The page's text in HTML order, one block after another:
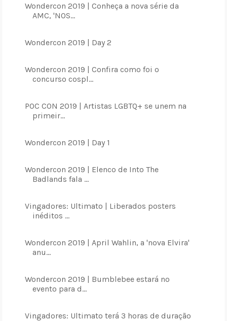
Wondercon 2019 | Conheça a nova série da
AMC, 'NOS...
Wondercon 2019 | Day 2
Wondercon 2019 | Confira como foi o
concurso cospl...
POC CON 2019 | Artistas LGBTQ+ se unem na
primeir...
Wondercon 2019 | Day 1
Wondercon 2019 | Elenco de Into The
Badlands fala ...
Vingadores: Ultimato | Liberados posters
inéditos ...
Wondercon 2019 | April Wahlin, a 'nova Elvira'
anu...
Wondercon 2019 | Bumblebee estará no
evento para d...
Vingadores: Ultimato terá 3 horas de duração